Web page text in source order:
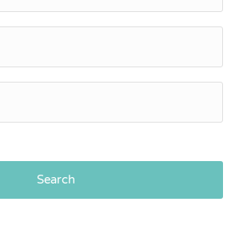
Search